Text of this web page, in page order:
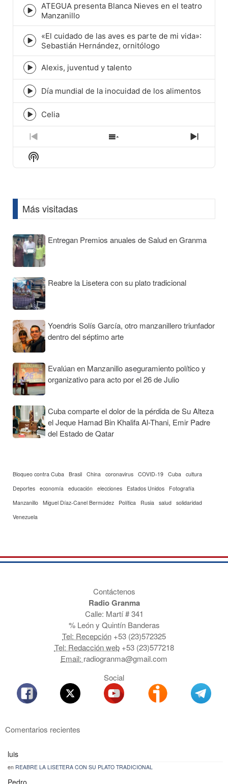
Episode
play
icon
ATEGUA presenta Blanca Nieves en el teatro
Manzanillo
Episode
play
icon
«El cuidado de las aves es parte de mi vida»:
Sebastián Hernández, ornitólogo
Episode
play
icon
Alexis, juventud y talento
Episode
play
icon
Día mundial de la inocuidad de los alimentos
Episode
play
icon
Celia
Previous
Episode
Show
Episodes
Next
Show
Podcast
Más visitadas
Entregan Premios anuales de Salud en Granma
Reabre la Lisetera con su plato tradicional
Yoendris Solís García, otro manzanillero triunfador
dentro del séptimo arte
Evalúan en Manzanillo aseguramiento político y
organizativo para acto por el 26 de Julio
Cuba comparte el dolor de la pérdida de Su Alteza
el Jeque Hamad Bin Khalifa Al-Thani, Emir Padre
del Estado de Qatar
Bloqueo contra Cuba Brasil China coronavirus COVID-19 Cuba
cultura
Deportes economía educación elecciones Estados Unidos
Fotografía
Manzanillo Miguel Díaz-Canel Bermúdez Política Rusia salud solidaridad
Venezuela
Contáctenos
Radio Granma
Calle: Martí # 341
% León y Quintín Banderas
Tel: Recepción +53 (23)572325
Tel: Redacción web+53 (23)577218
Email: radiogranma@gmail.com
Social
Comentarios recientes
luis
en REABRE LA LISETERA CON SU PLATO TRADICIONAL